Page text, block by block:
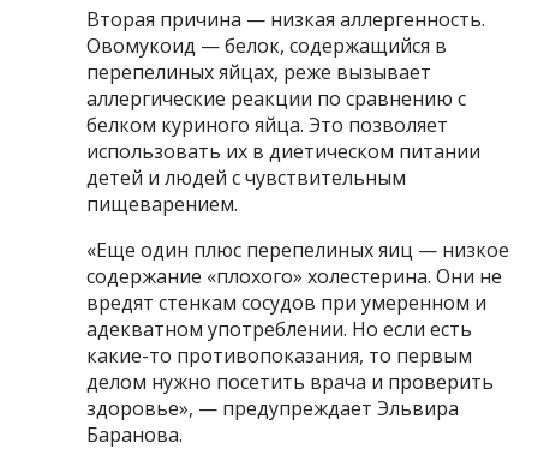
Вторая причина — низкая аллергенность.
Овомукоид — белок, содержащийся в
перепелиных яйцах, реже вызывает
аллергические реакции по сравнению с
белком куриного яйца. Это позволяет
использовать их в диетическом питании
детей и людей с чувствительным
пищеварением.
«Еще один плюс перепелиных яиц — низкое
содержание «плохого» холестерина. Они не
вредят стенкам сосудов при умеренном и
адекватном употреблении. Но если есть
какие-то противопоказания, то первым
делом нужно посетить врача и проверить
здоровье», — предупреждает Эльвира
Баранова.